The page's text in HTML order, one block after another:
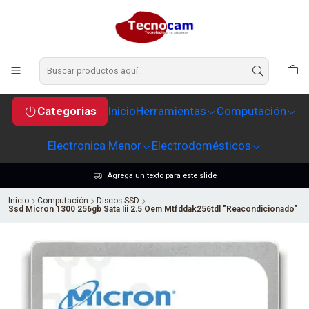
Categorias InicioHerramientas Computación
Electronica Menor Electrodomésticos
Agrega un texto para este slide
Inicio Computación
Discos SSD
Ssd Micron 1300 256gb Sata Iii 2.5 Oem Mtfddak256tdl "Reacondicionado"